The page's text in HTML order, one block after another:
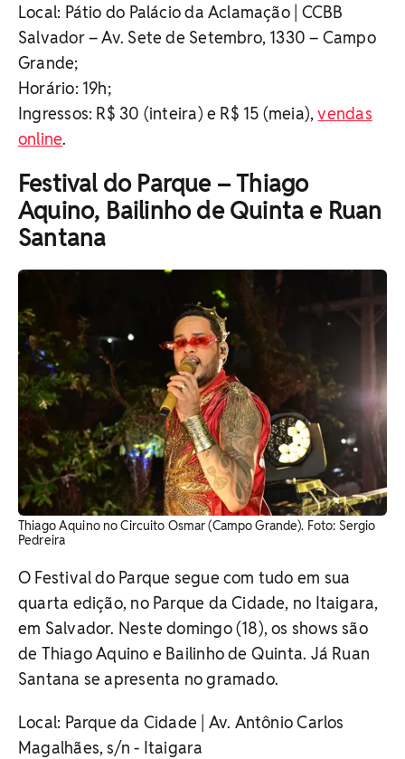
Local: Pátio do Palácio da Aclamação | CCBB
Salvador – Av. Sete de Setembro, 1330 – Campo
Grande;
Horário: 19h;
Ingressos: R$ 30 (inteira) e R$ 15 (meia),vendas
online.
Festival do Parque – Thiago
Aquino, Bailinho de Quinta e Ruan
Santana
Thiago Aquino no Circuito Osmar (Campo Grande). Foto: Sergio
Pedreira
O Festival do Parque segue com tudo em sua
quarta edição, no Parque da Cidade, no Itaigara,
em Salvador. Neste domingo (18), os shows são
de Thiago Aquino e Bailinho de Quinta. Já Ruan
Santana se apresenta no gramado.
Local: Parque da Cidade | Av. Antônio Carlos
Magalhães, s/n - Itaigara